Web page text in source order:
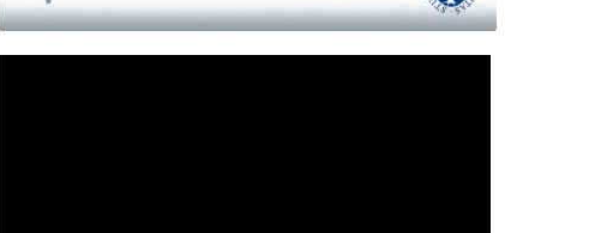
Avances y proyectos en la
de Industria de FECOI